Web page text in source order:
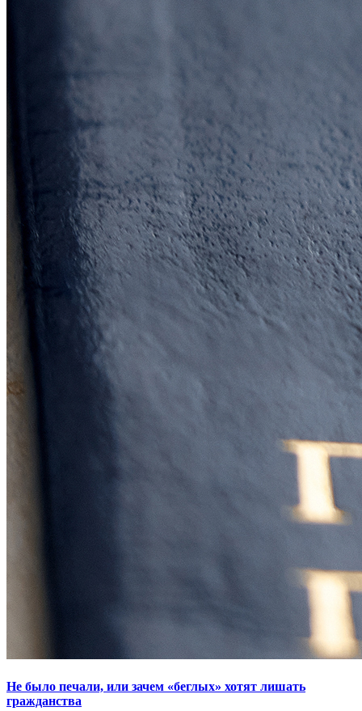
Не было печали, или зачем «беглых» хотят лишать
гражданства